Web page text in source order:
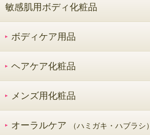
敏感肌用ボディ化粧品
ボディケア用品
ヘアケア化粧品
メンズ用化粧品
オーラルケア （ハミガキ・ハブラシ）